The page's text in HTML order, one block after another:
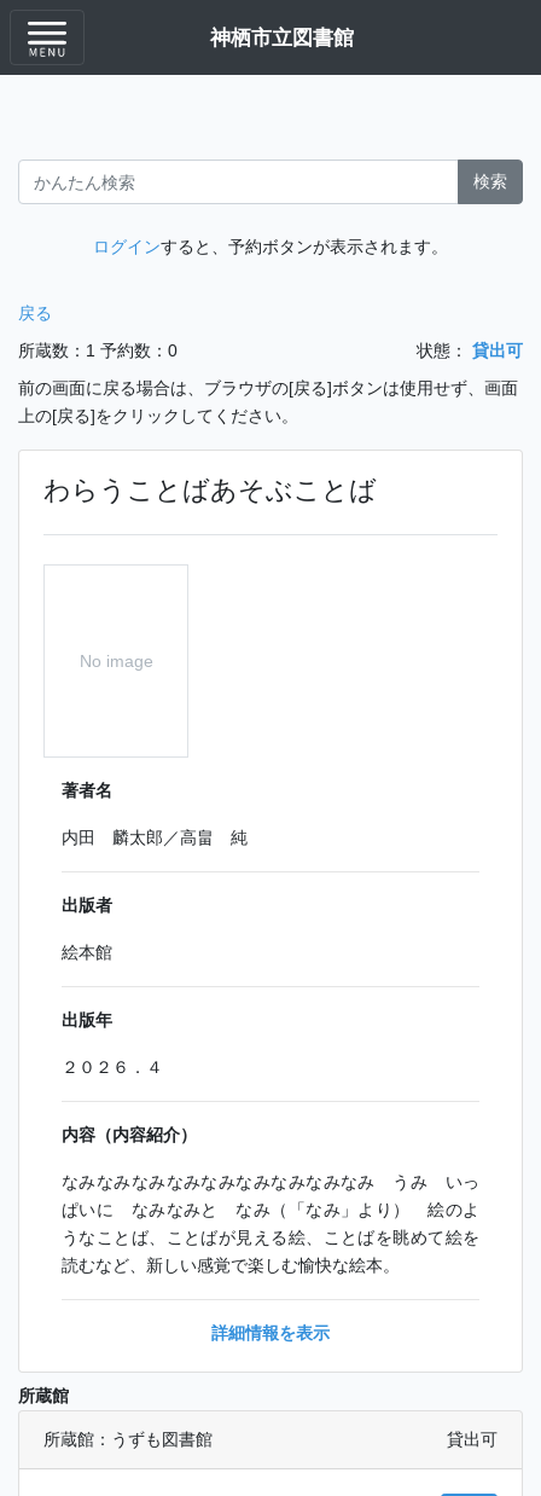
神栖市立図書館
検索
ログインすると、予約ボタンが表示されます。
戻る
所蔵数：1 予約数：0 状態：
貸出可
前の画面に戻る場合は、ブラウザの[戻る]ボタンは使用せず、画面
上の[戻る]をクリックしてください。
わらうことばあそぶことば
No image
著者名
内田 麟太郎／高畠 純
出版者
絵本館
出版年
２０２６．４
内容（内容紹介）
なみなみなみなみなみなみなみなみなみ うみ いっ
ぱいに なみなみと なみ（「なみ」より） 絵のよ
うなことば、ことばが見える絵、ことばを眺めて絵を
読むなど、新しい感覚で楽しむ愉快な絵本。
詳細情報を表示
所蔵館
所蔵館：うずも図書館 貸出可